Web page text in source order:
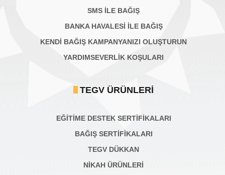
SMS İLE BAĞIŞ
BANKA HAVALESİ İLE BAĞIŞ
KENDİ BAĞIŞ KAMPANYANIZI OLUŞTURUN
YARDIMSEVERLİK KOŞULARI
TEGV ÜRÜNLERI
EĞİTİME DESTEK SERTİFİKALARI
BAĞIŞ SERTIFIKALARI
TEGV DÜKKAN
NİKAH ÜRÜNLERİ